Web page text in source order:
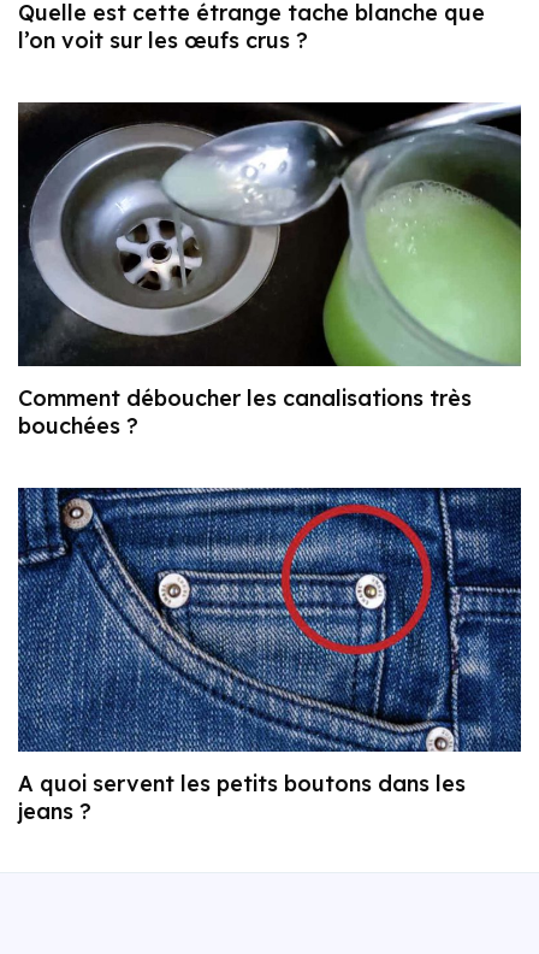
Quelle est cette étrange tache blanche que
l’on voit sur les œufs crus ?
Comment déboucher les canalisations très
bouchées ?
A quoi servent les petits boutons dans les
jeans ?